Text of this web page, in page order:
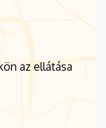
az ellátása